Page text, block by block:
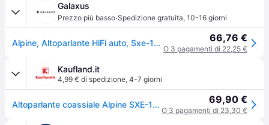
Galaxus
Prezzo più basso·Spedizione gratuita, 10-16 giorni
Alpine, Altoparlante HiFi auto, Sxe-1750s (280W, 17cm) 66,76 €
O 3 pagamenti di 22,25 €
Kaufland.it
4,99 € di spedizione, 4-7 giorni
Altoparlante coassiale Alpine SXE-1750S a 2 vie, da 16,5 cm (6,5") 69,90 €
O 3 pagamenti di 23,30 €